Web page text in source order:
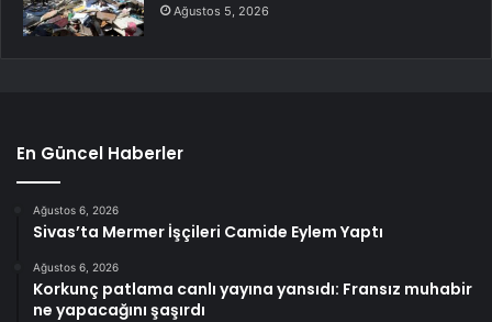
Ağustos 5, 2026
En Güncel Haberler
Ağustos 6, 2026
Sivas’ta Mermer İşçileri Camide Eylem Yaptı
Ağustos 6, 2026
Korkunç patlama canlı yayına yansıdı: Fransız muhabir
ne yapacağını şaşırdı